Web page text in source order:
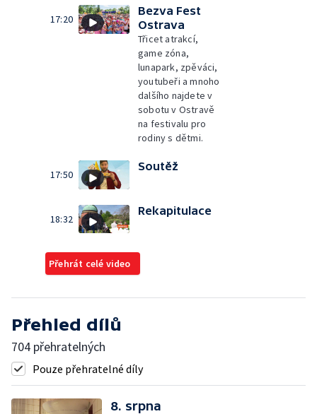
17:20
Bezva Fest
Ostrava
Třicet atrakcí,
game zóna,
lunapark, zpěváci,
youtubeři a mnoho
dalšího najdete v
sobotu v Ostravě
na festivalu pro
rodiny s dětmi.
17:50
Soutěž
18:32
Rekapitulace
Přehrát celé video
Přehled dílů
704 přehratelných
Pouze přehratelné díly
8. srpna